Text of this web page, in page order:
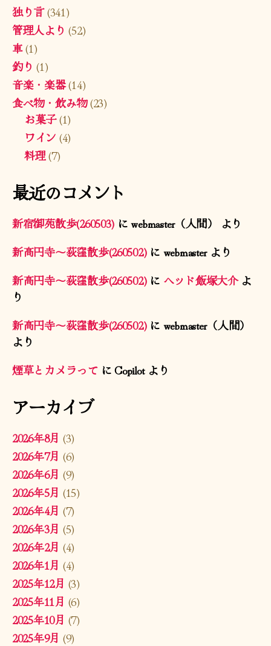
独り言(341)
管理人より (52)
車(1)
釣り (1)
音楽・楽器(14)
食べ物・飲み物(23)
お菓子(1)
ワイン (4)
料理(7)
最近のコメント
新宿御苑散歩(260503) にwebmaster（人間）
より
新高円寺〜荻窪散歩(260502)に webmasterより
新高円寺〜荻窪散歩(260502)に ヘッド飯塚大介よ
り
新高円寺〜荻窪散歩(260502)に webmaster（人間）
より
煙草とカメラってにCopilotより
アーカイブ
2026年8月 (3)
2026年7月 (6)
2026年6月 (9)
2026年5月 (15)
2026年4月 (7)
2026年3月 (5)
2026年2月 (4)
2026年1月 (4)
2025年12月 (3)
2025年11月 (6)
2025年10月 (7)
2025年9月 (9)